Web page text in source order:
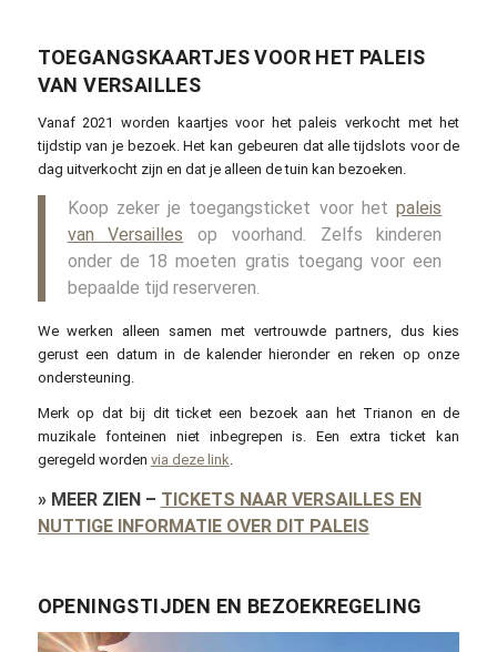
TOEGANGSKAARTJES VOOR HET PALEIS
VAN VERSAILLES
Vanaf 2021 worden kaartjes voor het paleis verkocht met het
tijdstip van je bezoek. Het kan gebeuren dat alle tijdslots voor de
dag uitverkocht zijn en dat je alleen de tuin kan bezoeken.
Koop zeker je toegangsticket voor hetpaleis
van Versailles op voorhand. Zelfs kinderen
onder de 18 moeten gratis toegang voor een
bepaalde tijd reserveren.
We werken alleen samen met vertrouwde partners, dus kies
gerust een datum in de kalender hieronder en reken op onze
ondersteuning.
Merk op dat bij dit ticket een bezoek aan het Trianon en de
muzikale fonteinen niet inbegrepen is. Een extra ticket kan
geregeld worden via deze link.
» MEER ZIEN– TICKETS NAAR VERSAILLES EN
NUTTIGE INFORMATIE OVER DIT PALEIS
OPENINGSTIJDEN EN BEZOEKREGELING